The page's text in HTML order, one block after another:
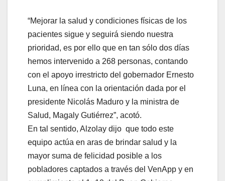
“Mejorar la salud y condiciones físicas de los
pacientes sigue y seguirá siendo nuestra
prioridad, es por ello que en tan sólo dos días
hemos intervenido a 268 personas, contando
con el apoyo irrestricto del gobernador Ernesto
Luna, en línea con la orientación dada por el
presidente Nicolás Maduro y la ministra de
Salud, Magaly Gutiérrez”, acotó.
En tal sentido, Alzolay dijo que todo este
equipo actúa en aras de brindar salud y la
mayor suma de felicidad posible a los
pobladores captados a través del VenApp y en